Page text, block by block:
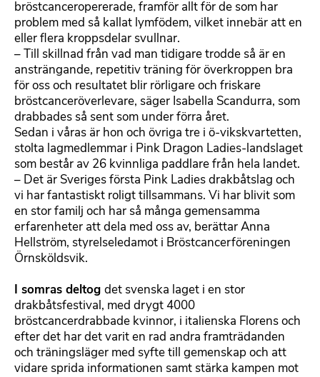
bröstcanceropererade, framför allt för de som har
problem med så kallat lymfödem, vilket innebär att en
eller flera kroppsdelar svullnar.
– Till skillnad från vad man tidigare trodde så är en
ansträngande, repetitiv träning för överkroppen bra
för oss och resultatet blir rörligare och friskare
bröstcanceröverlevare, säger Isabella Scandurra, som
drabbades så sent som under förra året.
Sedan i våras är hon och övriga tre i ö-vikskvartetten,
stolta lagmedlemmar i Pink Dragon Ladies-landslaget
som består av 26 kvinnliga paddlare från hela landet.
– Det är Sveriges första Pink Ladies drakbåtslag och
vi har fantastiskt roligt tillsammans. Vi har blivit som
en stor familj och har så många gemensamma
erfarenheter att dela med oss av, berättar Anna
Hellström, styrelseledamot i Bröstcancerföreningen
Örnsköldsvik.
I somras deltog det svenska laget i en stor
drakbåtsfestival, med drygt 4000
bröstcancerdrabbade kvinnor, i italienska Florens och
efter det har det varit en rad andra framträdanden
och träningsläger med syfte till gemenskap och att
vidare sprida informationen samt stärka kampen mot